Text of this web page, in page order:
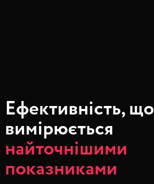
Ефективність, що
вимірюється
найточнішими
показниками